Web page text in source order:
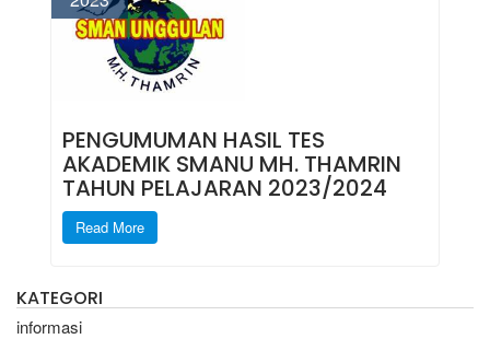
PENGUMUMAN HASIL TES
AKADEMIK SMANU MH. THAMRIN
TAHUN PELAJARAN 2023/2024
Read More
KATEGORI
informasi